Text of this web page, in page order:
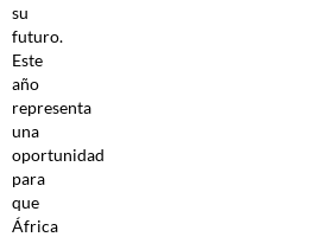
su
futuro.
Este
año
representa
una
oportunidad
para
que
África